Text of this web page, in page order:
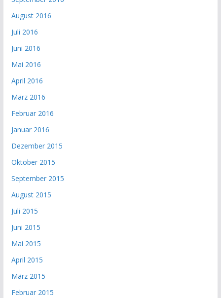
August 2016
Juli 2016
Juni 2016
Mai 2016
April 2016
März 2016
Februar 2016
Januar 2016
Dezember 2015
Oktober 2015
September 2015
August 2015
Juli 2015
Juni 2015
Mai 2015
April 2015
März 2015
Februar 2015